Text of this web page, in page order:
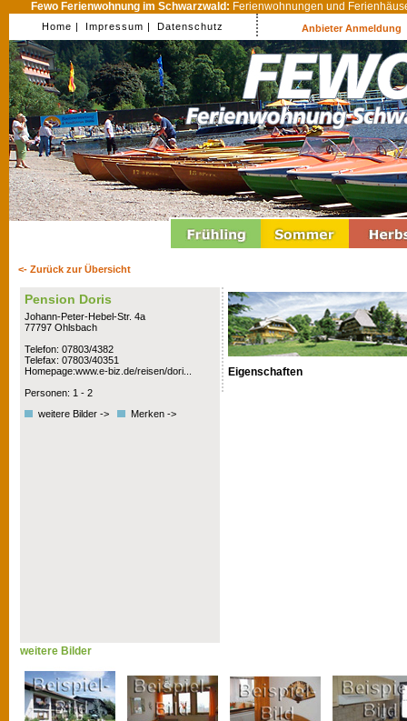
Fewo Ferienwohnung im Schwarzwald: Ferienwohnungen und
Home | Impressum | Datenschutz Anbieter Anmeldung
<- Zurück zur Übersicht
Pension Doris
Johann-Peter-Hebel-Str. 4a
77797 Ohlsbach
Telefon: 07803/4382
Telefax: 07803/40351
Homepage:www.e-biz.de/reisen/dori...
Personen: 1 - 2
weitere Bilder ->
Merken ->
Eigenschaften
weitere Bilder